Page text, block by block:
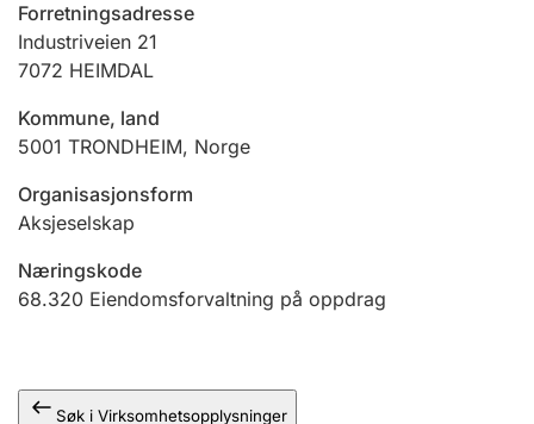
Jeger
Ektepaktveileder
Offentlig sektor
Forretningsadresse
Industriveien 21
7072 HEIMDAL
Kommune, land
5001 TRONDHEIM, Norge
Organisasjonsform
Aksjeselskap
Næringskode
68.320 Eiendomsforvaltning på oppdrag
Søk i Virksomhetsopplysninger